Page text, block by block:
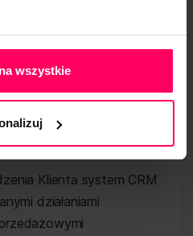
wszystkie
wzrostem
którym system
spotkaniu z Klientem.
że Klient otrzymał
oczekiwać na ruch z
Klienta system CRM
działaniami